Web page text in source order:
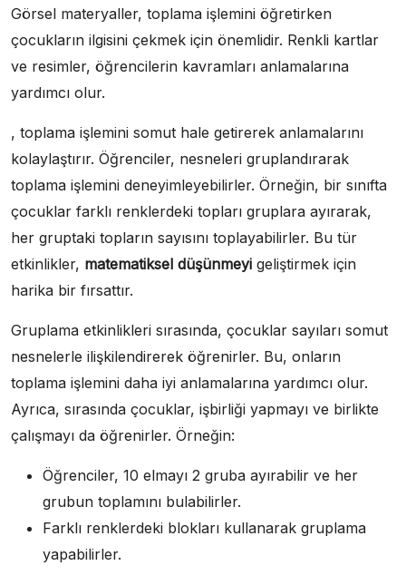
Görsel materyaller, toplama işlemini öğretirken
çocukların ilgisini çekmek için önemlidir. Renkli kartlar
ve resimler, öğrencilerin kavramları anlamalarına
yardımcı olur.
, toplama işlemini somut hale getirerek anlamalarını
kolaylaştırır. Öğrenciler, nesneleri gruplandırarak
toplama işlemini deneyimleyebilirler. Örneğin, bir sınıfta
çocuklar farklı renklerdeki topları gruplara ayırarak,
her gruptaki topların sayısını toplayabilirler. Bu tür
etkinlikler, matematiksel düşünmeyi geliştirmek için
harika bir fırsattır.
Gruplama etkinlikleri sırasında, çocuklar sayıları somut
nesnelerle ilişkilendirerek öğrenirler. Bu, onların
toplama işlemini daha iyi anlamalarına yardımcı olur.
Ayrıca, sırasında çocuklar, işbirliği yapmayı ve birlikte
çalışmayı da öğrenirler. Örneğin:
Öğrenciler, 10 elmayı 2 gruba ayırabilir ve her
grubun toplamını bulabilirler.
Farklı renklerdeki blokları kullanarak gruplama
yapabilirler.